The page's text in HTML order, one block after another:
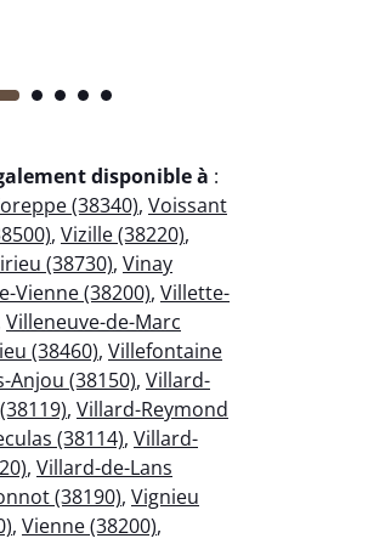
disponible à :
(38340), Voissant
, Vizille (38220),
(38730), Vinay
Vienne (38200), Villette-
Villeneuve-de-Marc
(38460), Villefontaine
Anjou (38150), Villard-
, Villard-Reymond
(38114), Villard-
, Villard-de-Lans
(38190), Vignieu
, Vienne (38200),